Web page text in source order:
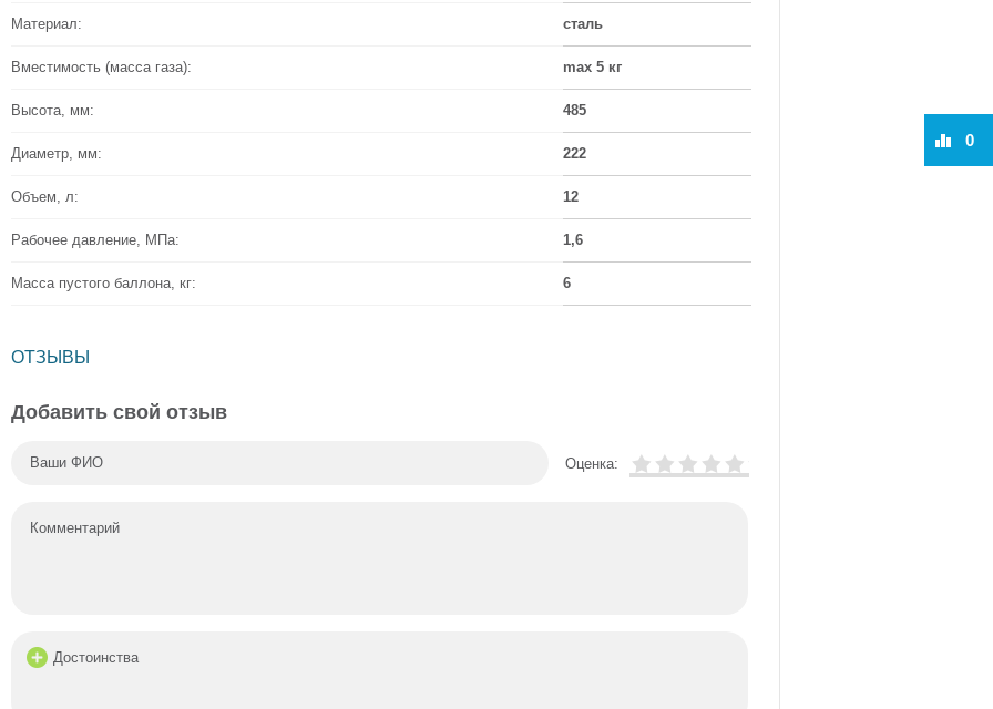
Материал: сталь
Вместимость (масса газа): max 5 кг
Высота, мм: 485
Диаметр, мм: 222
Объем, л: 12
Рабочее давление, МПа: 1,6
Масса пустого баллона, кг: 6
ОТЗЫВЫ
Добавить свой отзыв
Оценка:
0